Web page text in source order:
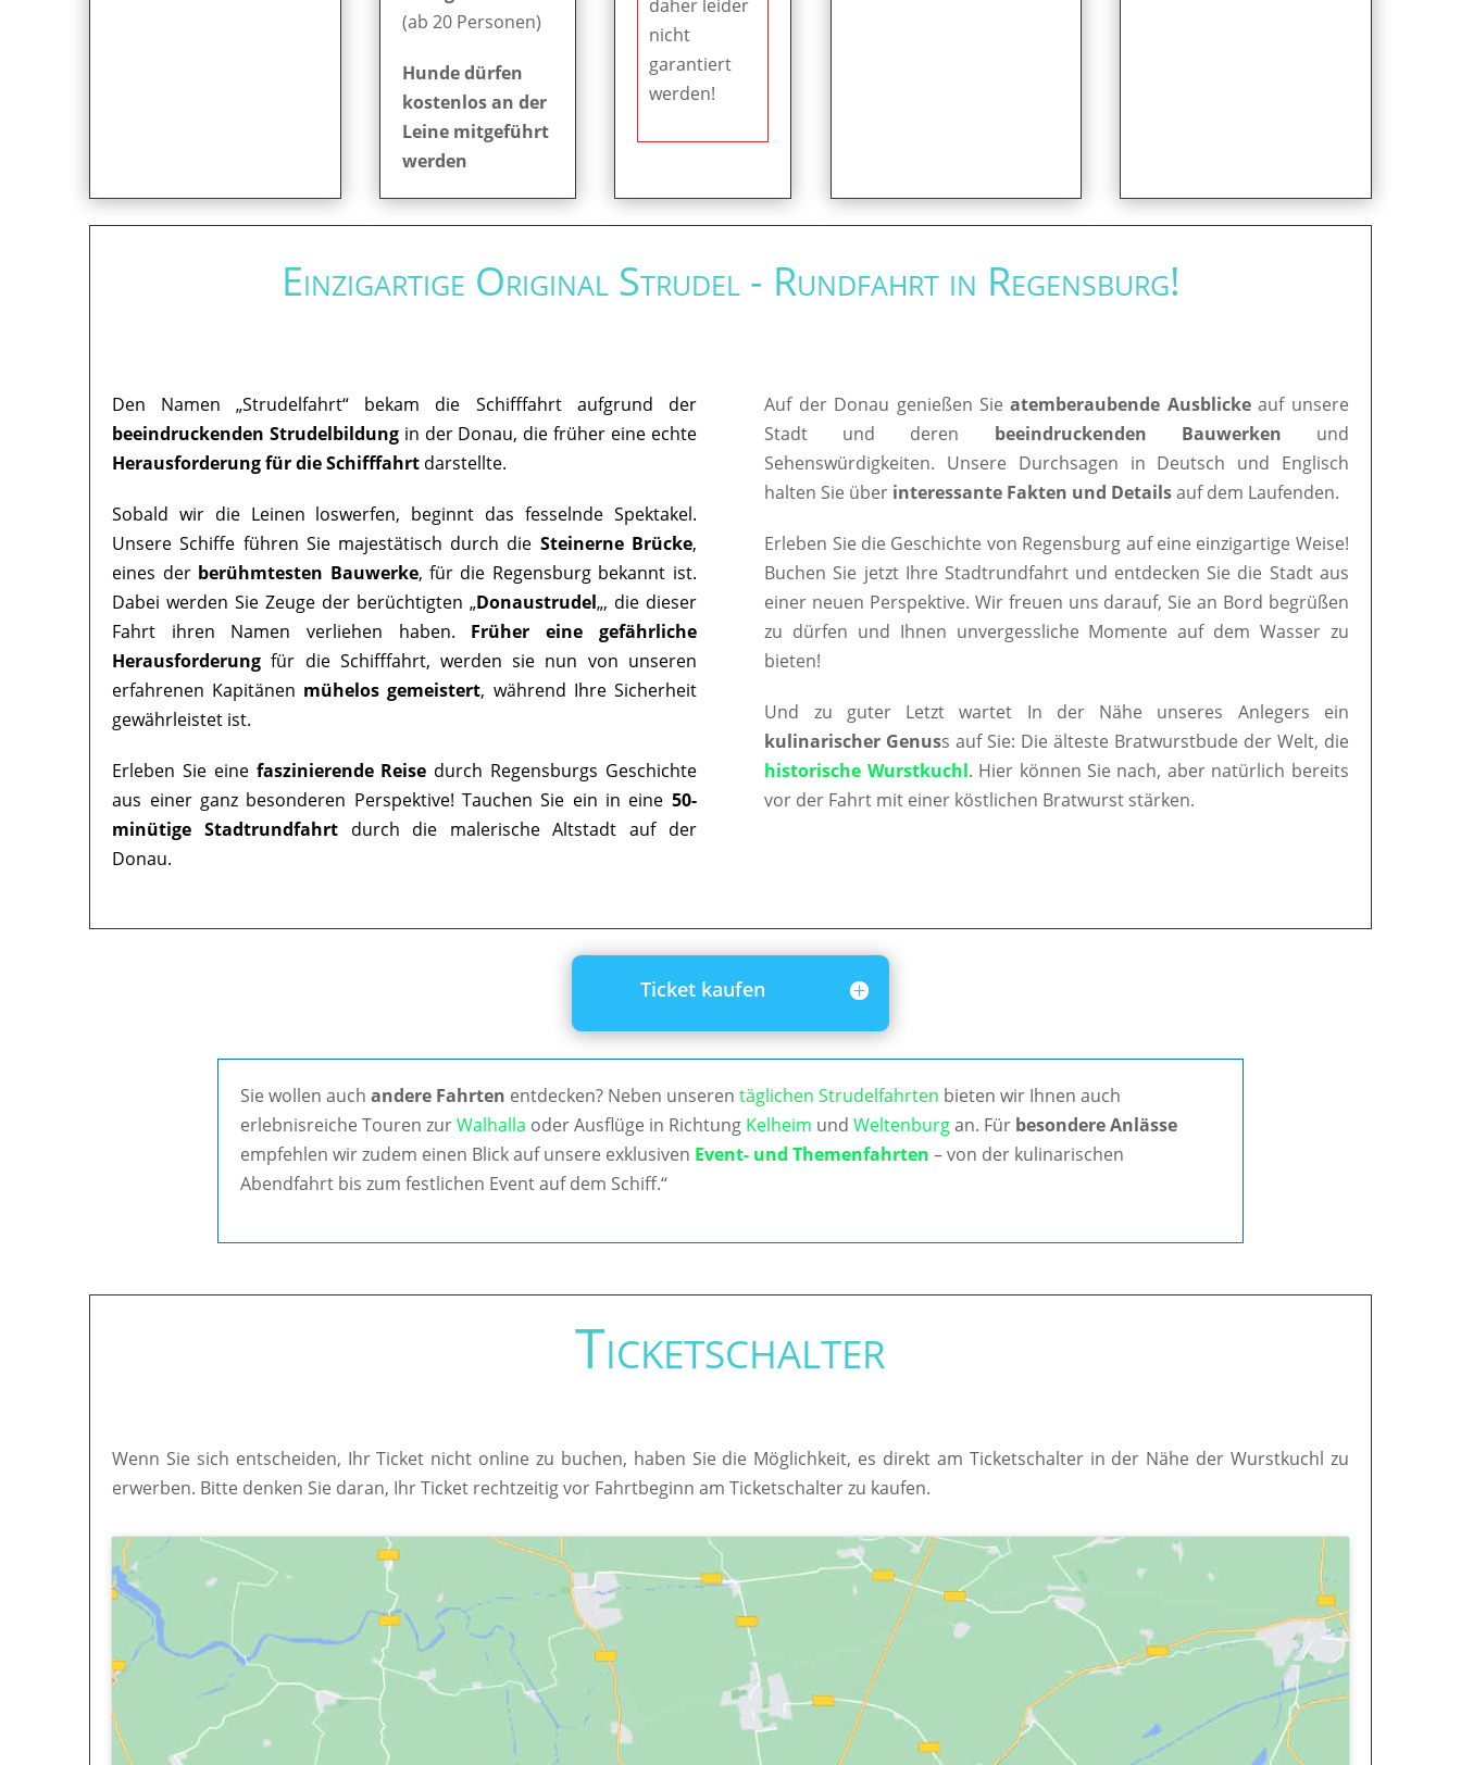
(ab 20 Personen)
Hunde dürfen
kostenlos an der
Leine mitgeführt
werden
daher leider
nicht
garantiert
werden!
Einzigartige Original Strudel - Rundfahrt in Regensburg!
Den Namen „Strudelfahrt“ bekam die Schifffahrt aufgrund der
beeindruckenden Strudelbildung in der Donau, die früher eine echte
Herausforderung für die Schifffahrt darstellte.
Sobald wir die Leinen loswerfen, beginnt das fesselnde Spektakel.
Unsere Schiffe führen Sie majestätisch durch die Steinerne Brücke,
eines der berühmtesten Bauwerke, für die Regensburg bekannt ist.
Dabei werden Sie Zeuge der berüchtigten „Donaustrudel„, die dieser
Fahrt ihren Namen verliehen haben. Früher eine gefährliche
Herausforderung für die Schifffahrt, werden sie nun von unseren
erfahrenen Kapitänen mühelos gemeistert, während Ihre Sicherheit
gewährleistet ist.
Erleben Sie eine faszinierende Reise durch Regensburgs Geschichte
aus einer ganz besonderen Perspektive! Tauchen Sie ein in eine 50-
minütige Stadtrundfahrtdurch die malerische Altstadt auf der
Donau.
Auf der Donau genießen Sieatemberaubende Ausblickeauf unsere
Stadt und deren beeindruckenden Bauwerken und
Sehenswürdigkeiten. Unsere Durchsagen in Deutsch und Englisch
halten Sie über interessante Fakten und Detailsauf dem Laufenden.
Erleben Sie die Geschichte von Regensburg auf eine einzigartige Weise!
Buchen Sie jetzt Ihre Stadtrundfahrt und entdecken Sie die Stadt aus
einer neuen Perspektive. Wir freuen uns darauf, Sie an Bord begrüßen
zu dürfen und Ihnen unvergessliche Momente auf dem Wasser zu
bieten!
Und zu guter Letzt wartet In der Nähe unseres Anlegers ein
kulinarischer Genuss auf Sie: Die älteste Bratwurstbude der Welt, die
historische Wurstkuchl. Hier können Sie nach, aber natürlich bereits
vor der Fahrt mit einer köstlichen Bratwurst stärken.
Ticket kaufen
Sie wollen auchandere Fahrten entdecken? Neben unserentäglichen Strudelfahrten bieten wir Ihnen auch
erlebnisreiche Touren zurWalhalla oder Ausflüge in Richtung Kelheim undWeltenburgan. Für besondere Anlässe
empfehlen wir zudem einen Blick auf unsere exklusiven Event- und Themenfahrten – von der kulinarischen
Abendfahrt bis zum festlichen Event auf dem Schiff.“
Ticketschalter
Wenn Sie sich entscheiden, Ihr Ticket nicht online zu buchen, haben Sie die Möglichkeit, es direkt am Ticketschalter in der Nähe der Wurstkuchl zu
erwerben. Bitte denken Sie daran, Ihr Ticket rechtzeitig vor Fahrtbeginn am Ticketschalter zu kaufen.